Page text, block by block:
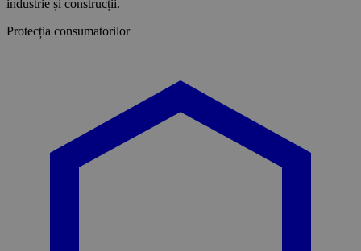
industrie și construcții.
Protecția consumatorilor